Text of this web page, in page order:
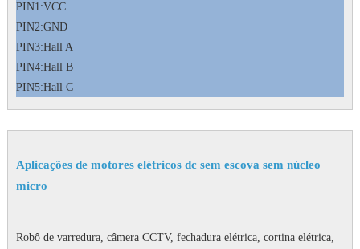
PIN1:VCC
PIN2:GND
PIN3:Hall A
PIN4:Hall B
PIN5:Hall C
Aplicações de motores elétricos dc sem escova sem núcleo
micro
Robô de varredura, câmera CCTV, fechadura elétrica, cortina elétrica,